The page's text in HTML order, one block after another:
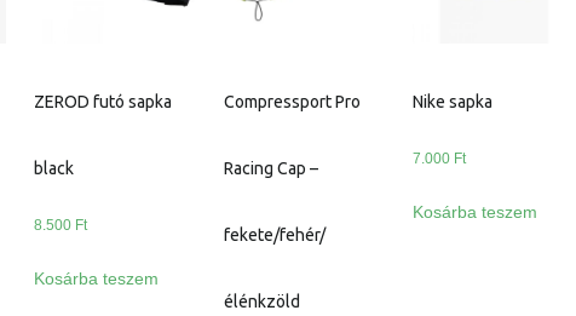
ZEROD futó sapka
black
8.500 Ft
Kosárba teszem
Compressport Pro
Racing Cap –
fekete/fehér/
élénkzöld
Nike sapka
7.000 Ft
Kosárba teszem